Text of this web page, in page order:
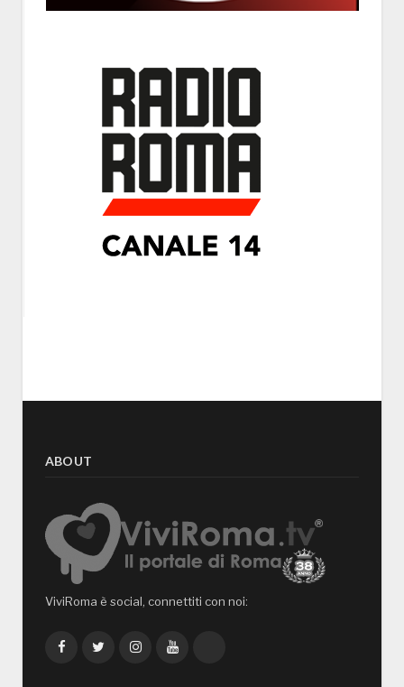
ABOUT
ViviRoma è social, connettiti con noi:
FacebookTwitterInstagramYouTube